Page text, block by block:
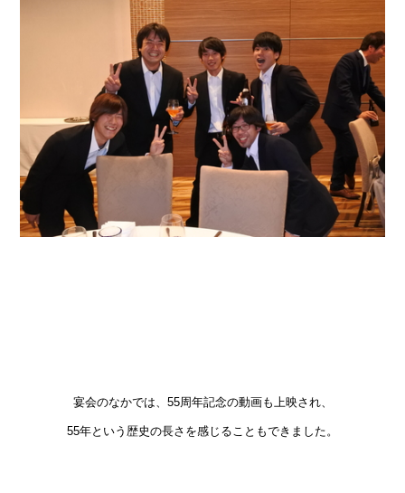
宴会のなかでは、55周年記念の動画も上映され、
55年という歴史の長さを感じることもできました。